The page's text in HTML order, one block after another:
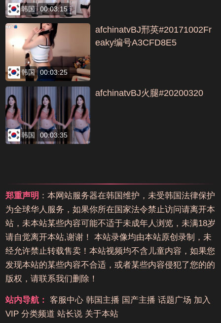
韩国 00:03:15
韩国 00:03:25
afchinatvBJ邢英#20171002Fr
eaky编号A3CFD8E5
韩国 00:03:35
afchinatvBJ火腿#20200320
郑重声明 ：本网站服务器在韩国维护，未受韩国法律保护
为全球华人服务，如果你所在国家法令禁止访问请离开本
站，未本站某些内容可能不适于未成年人浏览，未满18岁
请自觉离开本站,谢谢！ 本站录像均由本站原创录制，未
经允许禁止转载售卖！本站视频均不含儿童内容，如果您
发现本站的某些内容不合适，或者某些内容侵犯了您的的
版权，请联系我们删除！
站内导航： 客服中心 韩国主播 国产主播 话题广场 加入
VIP 分类频道 站长说 关于本站